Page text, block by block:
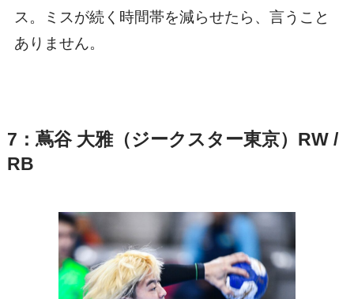
ス。ミスが続く時間帯を減らせたら、言うこと
ありません。
7：蔦谷 大雅（ジークスター東京）RW /
RB